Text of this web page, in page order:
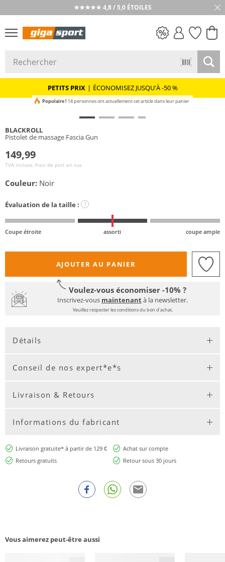
★★★★★ 4,8 / 5,0 ÉTOILES
PETITS PRIX | ÉCONOMISEZ JUSQU'À -50 %
Populaire ! 14 personnes ont actuellement cet article dans leur panier
BLACKROLL
Pistolet de massage Fascia Gun
149,99
TVA incluse, frais de port en sus
Couleur: Noir
Évaluation de la taille : ?
Coupe étroite assorti coupe ample
AJOUTER AU PANIER
Voulez-vous économiser -10% ?
Inscrivez-vous maintenantà la newsletter.
Veuillez respecter les conditions du bon d'achat.
Détails
Conseil de nos expert*e*s
Livraison & Retours
Informations du fabricant
Livraison gratuite* à partir de 129 €
Achat sur compte
Retours gratuits
Retour sous 30 jours
Vous aimerez peut-être aussi